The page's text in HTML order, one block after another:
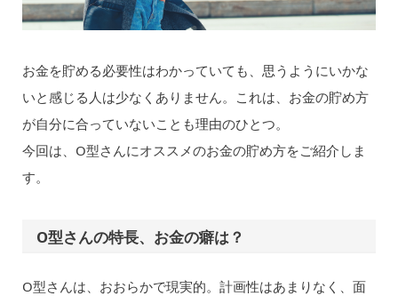
お金を貯める必要性はわかっていても、思うようにいかな
いと感じる人は少なくありません。これは、お金の貯め方
が自分に合っていないことも理由のひとつ。
今回は、O型さんにオススメのお金の貯め方をご紹介しま
す。
O型さんの特長、お金の癖は？
O型さんは、おおらかで現実的。計画性はあまりなく、面